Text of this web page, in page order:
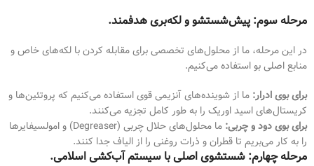
مرحله سوم: پیش‌شستشو و لکه‌بری هدفمند.
در این مرحله، ما از محلول‌های تخصصی برای مقابله کردن با لکه‌های خاص و
منابع اصلی بو استفاده می‌کنیم.
برای بوی ادرار: ما از شوینده‌های آنزیمی قوی استفاده می‌کنیم که پروتئین‌ها و
کریستال‌های اسید اوریک را به طور کامل تجزیه می‌کنند.
برای بوی دود و چربی:
ما محلول‌های حلال چربی (Degreaser) و امولسیفایرها
را به کار می‌بریم تا قطران و ذرات روغنی را از الیاف جدا کنند.
مرحله چهارم: شستشوی اصلی با سیستم آب‌کشی اسلامی.